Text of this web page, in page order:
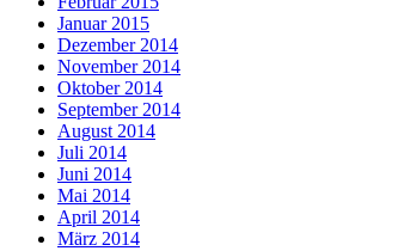
Januar 2015
Dezember 2014
November 2014
Oktober 2014
September 2014
August 2014
Juli 2014
Juni 2014
Mai 2014
April 2014
März 2014